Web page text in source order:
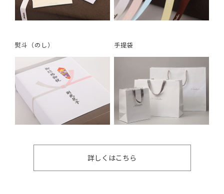
熨斗（のし） 手提袋
詳しくはこちら